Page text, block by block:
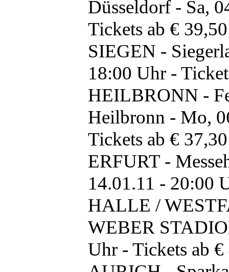
Düsseldorf - Sa,
Tickets ab € 39,50
SIEGEN -
18:00 Uhr -
HEILBRONN -
Heilbronn - Mo,
Tickets ab € 37,30
ERFURT -
14.01.11 - 20:00
HALLE /
WEBER
Uhr - Tickets ab